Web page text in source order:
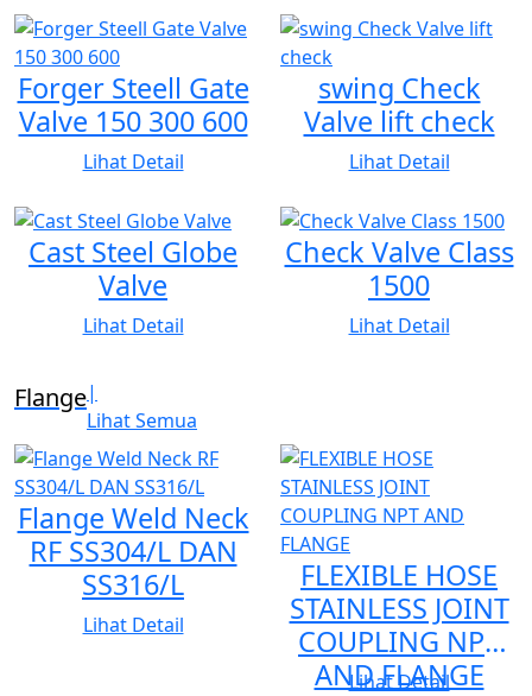
Forger Steell Gate
Valve 150 300 600
Lihat Detail
swing Check
Valve lift check
Lihat Detail
Cast Steel Globe
Valve
Lihat Detail
Check Valve Class
1500
Lihat Detail
Flange|
Lihat Semua
Flange Weld Neck
RF SS304/L DAN
SS316/L
Lihat Detail
FLEXIBLE HOSE
STAINLESS JOINT
COUPLING NPT
AND FLANGE
Lihat Detail